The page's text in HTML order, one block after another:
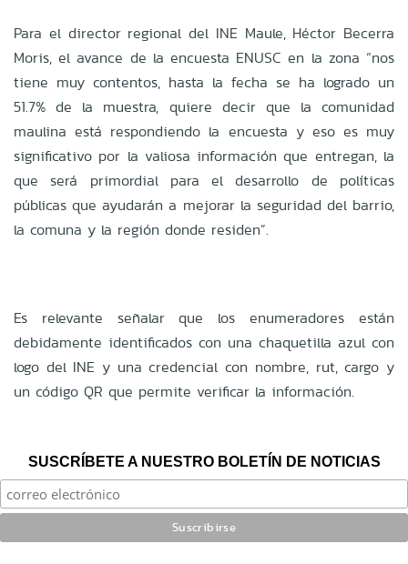
Para el director regional del INE Maule, Héctor Becerra
Moris, el avance de la encuesta ENUSC en la zona “nos
tiene muy contentos, hasta la fecha se ha logrado un
51.7% de la muestra, quiere decir que la comunidad
maulina está respondiendo la encuesta y eso es muy
significativo por la valiosa información que entregan, la
que será primordial para el desarrollo de políticas
públicas que ayudarán a mejorar la seguridad del barrio,
la comuna y la región donde residen”.
Es relevante señalar que los enumeradores están
debidamente identificados con una chaquetilla azul con
logo del INE y una credencial con nombre, rut, cargo y
un código QR que permite verificar la información.
SUSCRÍBETE A NUESTRO BOLETÍN DE NOTICIAS